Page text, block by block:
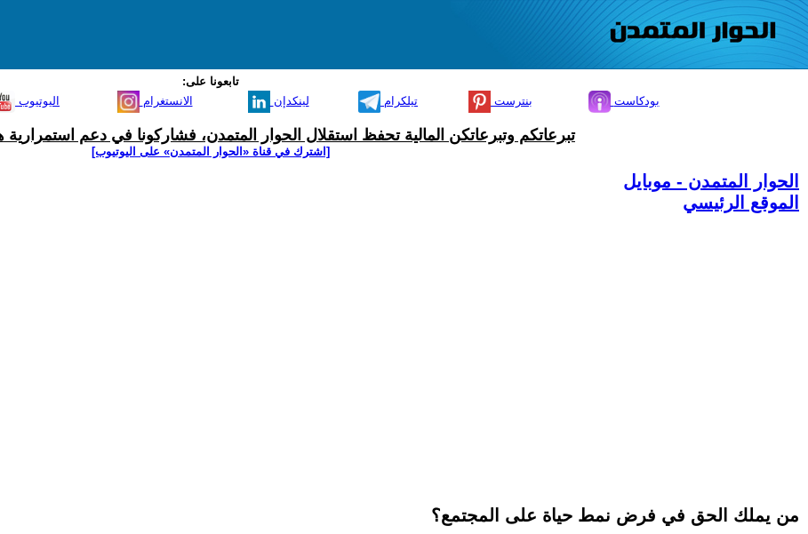
تابعونا على:
اليوتيوب الانستغرام لينكدإن تيلكرام بنترست بودكاست
تبرعاتكم وتبرعاتكن المالية تحفظ استقلال الحوار المتمدن، فشاركونا في دعم استمرارية
[اشترك في قناة ‫«الحوار المتمدن» على اليوتيوب]
الحوار المتمدن - موبايل
الموقع الرئيسي
من يملك الحق في فرض نمط حياة على المجتمع؟